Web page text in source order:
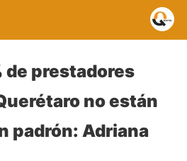
de prestadores
no están
padrón: Adriana